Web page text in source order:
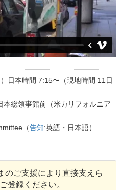
日本時間 7:15〜（現地時間 11日
本総領事館前（米カリフォルニア
（告知:英語・日本語）
のご支援により直接支えら
登録ください。